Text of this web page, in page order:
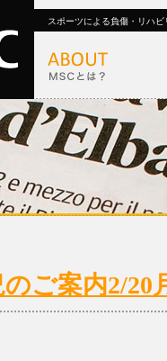
スポーツによる負傷・リハ
ご案内2/20